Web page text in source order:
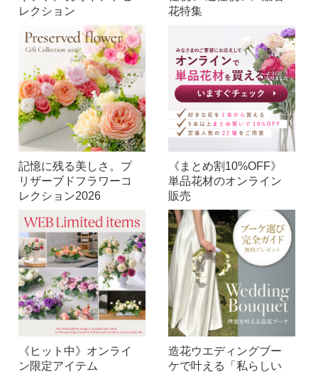
レクション
花特集
記憶に残る美しさ。プ
リザーブドフラワーコ
レクション2026
《まとめ割10%OFF》
単品花材のオンライン
販売
《ヒット中》オンライ
ン限定アイテム
造花ウエディングブー
ケで叶える「私らしい